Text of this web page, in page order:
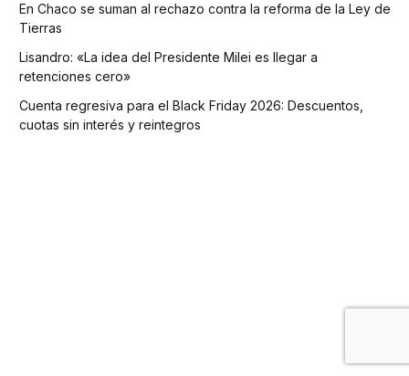
En Chaco se suman al rechazo contra la reforma de la Ley de
Tierras
Lisandro: «La idea del Presidente Milei es llegar a
retenciones cero»
Cuenta regresiva para el Black Friday 2026: Descuentos,
cuotas sin interés y reintegros